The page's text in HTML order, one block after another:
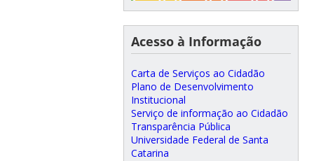
Acesso à Informação
Carta de Serviços ao Cidadão
Plano de Desenvolvimento
Institucional
Serviço de informação ao Cidadão
Transparência Pública
Universidade Federal de Santa
Catarina